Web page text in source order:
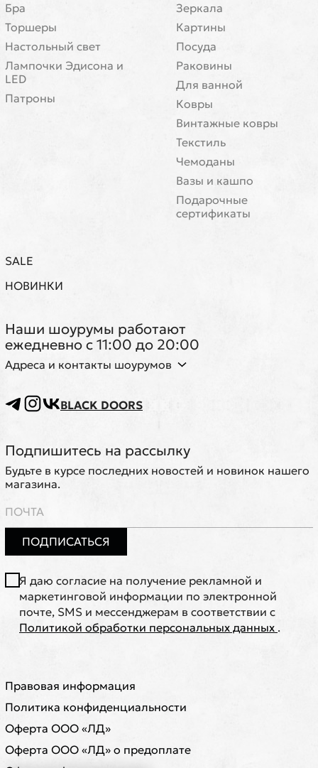
Бра
Торшеры
Настольный свет
Лампочки Эдисона и
LED
Патроны
Зеркала
Картины
Посуда
Раковины
Для ванной
Ковры
Винтажные ковры
Текстиль
Чемоданы
Вазы и кашпо
Подарочные
сертификаты
SALE
НОВИНКИ
Наши шоурумы работают
ежедневно с 11:00 до 20:00
Адреса и контакты шоурумов
BLACK DOORS
Подпишитесь на рассылку
Будьте в курсе последних новостей и новинок нашего
магазина.
ПОДПИСАТЬСЯ
Я даю согласие на получение рекламной и
маркетинговой информации по электронной
почте, SMS и мессенджерам в соответствии с
Политикой обработки персональных данных .
Правовая информация
Политика конфиденциальности
Оферта ООО «ЛД»
Оферта ООО «ЛД» о предоплате